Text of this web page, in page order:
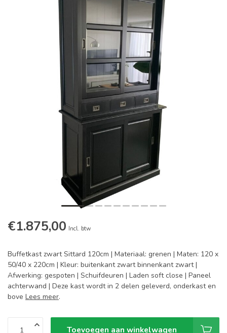
€1.875,00 Incl. btw
Buffetkast zwart Sittard 120cm | Materiaal: grenen | Maten: 120 x
50/40 x 220cm | Kleur: buitenkant zwart binnenkant zwart |
Afwerking: gespoten | Schuifdeuren | Laden soft close | Paneel
achterwand | Deze kast wordt in 2 delen geleverd, onderkast en
bove Lees meer.
Toevoegen aan winkelwagen